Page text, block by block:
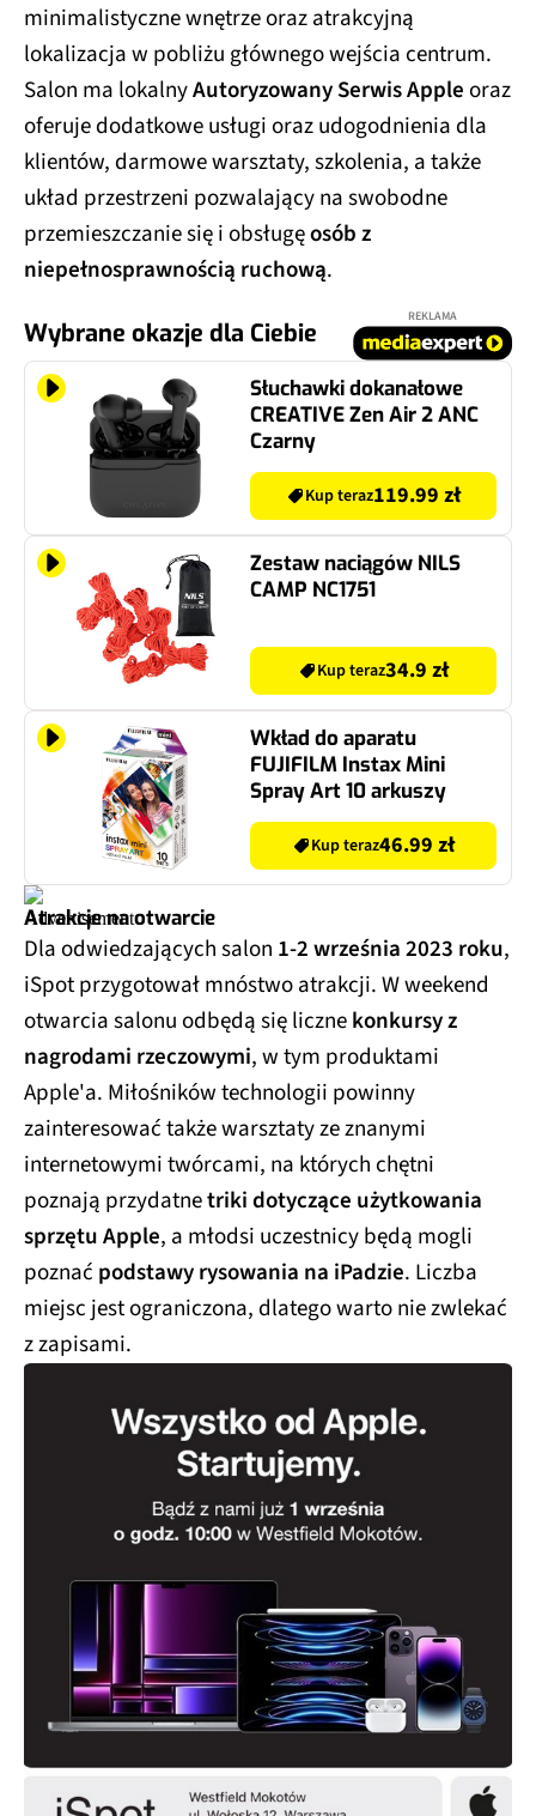
minimalistyczne wnętrze oraz atrakcyjną
lokalizacja w pobliżu głównego wejścia centrum.
Salon ma lokalnyAutoryzowany Serwis Appleoraz
oferuje dodatkowe usługi oraz udogodnienia dla
klientów, darmowe warsztaty, szkolenia, a także
układ przestrzeni pozwalający na swobodne
przemieszczanie się i obsługęosób z
niepełnosprawnością ruchową.
Wybrane okazje dla Ciebie
REKLAMA
Słuchawki dokanałowe
CREATIVE Zen Air 2 ANC
Czarny
Kup teraz119.99 zł
Zestaw naciągów NILS
CAMP NC1751
Kup teraz34.9 zł
Wkład do aparatu
FUJIFILM Instax Mini
Spray Art 10 arkuszy
Kup teraz46.99 zł
Atrakcje na otwarcie
Dla odwiedzających salon 1-2 września 2023 roku,
iSpot przygotował mnóstwo atrakcji. W weekend
otwarcia salonu odbędą się licznekonkursy z
nagrodami rzeczowymi, w tym produktami
Apple'a. Miłośników technologii powinny
zainteresować także warsztaty ze znanymi
internetowymi twórcami, na których chętni
poznają przydatnetriki dotyczące użytkowania
sprzętu Apple, a młodsi uczestnicy będą mogli
poznać podstawy rysowania na iPadzie. Liczba
miejsc jest ograniczona, dlatego warto nie zwlekać
z zapisami.